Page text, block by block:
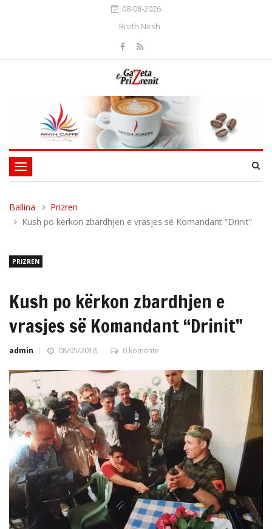
08-08-2026
Rreth Nesh
Toggle
navigation
Ballina
Prizren
Kush po kërkon zbardhjen e vrasjes së Komandant “Drinit”
PRIZREN
Kush po kërkon zbardhjen e
vrasjes së Komandant “Drinit”
admin 08/05/2018 0 komente